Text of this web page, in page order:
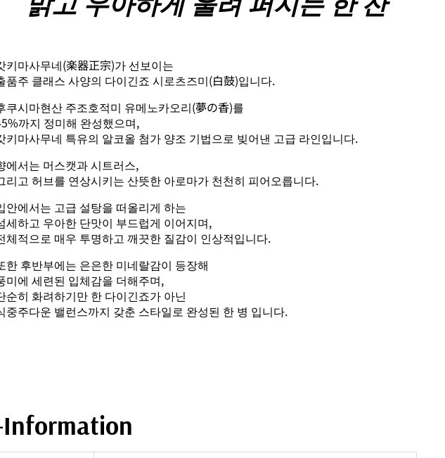
키마사무네(楽器正宗)가 선보이는
품주 클래스 사양의 다이긴죠 시로츠즈미(白鼓)입니다.
쿠시마현산 주조호적미 유메노카오리(夢の香)를
까지 정미해 완성했으며,
키마사무네 특유의 알코올 첨가 양조 기법으로 빚어낸 고급 라인입니다.
에서는 머스캣과 시트러스,
리고 허브를 연상시키는 산뜻한 아로마가 천천히 피어오릅니다.
안에서는 고급 설탕을 떠올리게 하는
세하고 우아한 단맛이 부드럽게 이어지며,
체적으로 매우 투명하고 깨끗한 질감이 인상적입니다.
한 후반부에는 은은한 미네랄감이 등장해
미에 세련된 입체감을 더해주며,
순히 화려하기만 한 다이긴죠가 아닌
중주다운 밸런스까지 갖춘 스타일로 완성된 한 병 입니다.